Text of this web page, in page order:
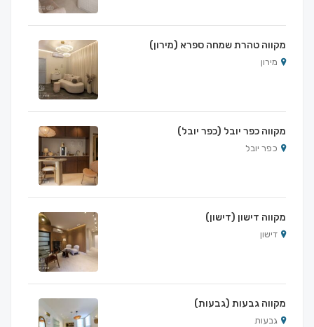
מקווה טהרת שמחה ספרא (מירון)
מירון
מקווה כפר יובל (כפר יובל)
כפר יובל
מקווה דישון (דישון)
דישון
מקווה גבעות (גבעות)
גבעות